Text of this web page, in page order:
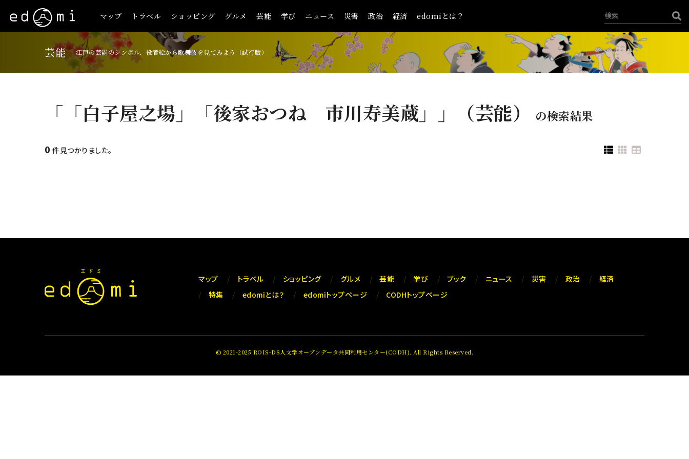
マップ トラベル ショッピング グルメ 芸能 学び ニュース 災害 政治 経済 edomiとは？
芸能 江戸の芸能のシンボル、役者絵から歌舞伎を見てみよう（試行版）
「「白子屋之場」「後家おつね 市川寿美蔵」」（芸能） の検索結果
0 件見つかりました。
マップ トラベル ショッピング グルメ 芸能 学び ブック ニュース 災害 政治
経済
特集
edomiとは？ edomiトップページ CODHトップページ
© 2021-2025 ROIS-DS人文学オープンデータ共同利用センター(CODH). All Rights Reserved.